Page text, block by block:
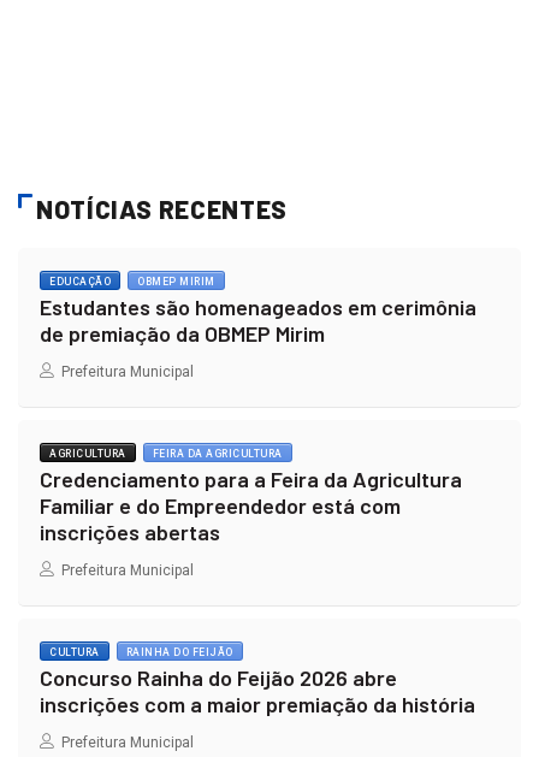
NOTÍCIAS RECENTES
EDUCAÇÃO OBMEP MIRIM
Estudantes são homenageados em cerimônia
de premiação da OBMEP Mirim
Prefeitura Municipal
AGRICULTURA FEIRA DA AGRICULTURA
Credenciamento para a Feira da Agricultura
Familiar e do Empreendedor está com
inscrições abertas
Prefeitura Municipal
CULTURA RAINHA DO FEIJÃO
Concurso Rainha do Feijão 2026 abre
inscrições com a maior premiação da história
Prefeitura Municipal